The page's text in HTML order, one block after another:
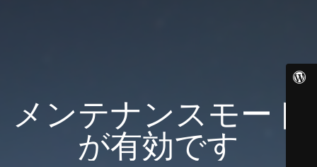
メンテナンスモード
が有効です